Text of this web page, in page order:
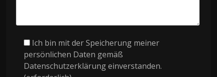
Bitte lasse dieses Feld leer.
Ich bin mit der Speicherung meiner
persönlichen Daten gemäß
Datenschutzerklärung einverstanden.